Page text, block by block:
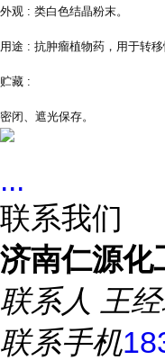
外观 : 类白色结晶粉末。
用途 : 抗肿瘤植物药，用于转
贮藏 :
密闭、遮光保存。
...
联系我们
济南仁源化
联系人 王
联系手机